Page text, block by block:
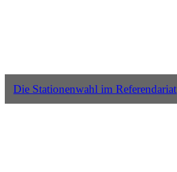
Die Stationenwahl im Referendariat